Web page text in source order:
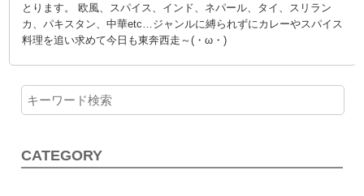
とります。 欧風、スパイス、インド、ネパール、タイ、スリラン
カ、パキスタン、中華etc…ジャンルに縛られずにカレーやスパイス
料理を追い求めて今日も東奔西走～(・ω・)
CATEGORY